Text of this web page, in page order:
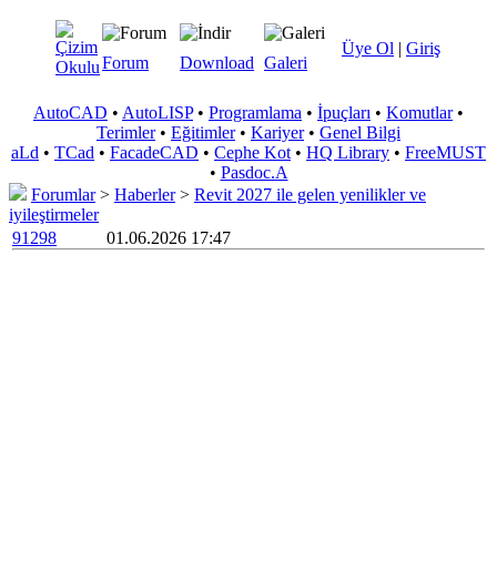
Üye Ol | Giriş
Forum Download Galeri
AutoCAD • AutoLISP• Programlama • İpuçları • Komutlar•
Terimler• Eğitimler• Kariyer• Genel Bilgi
aLd • TCad • FacadeCAD • Cephe Kot • HQ Library • FreeMUST
• Pasdoc.A
Forumlar> Haberler> Revit 2027 ile gelen yenilikler ve
iyileştirmeler
91298
01.06.2026 17:47